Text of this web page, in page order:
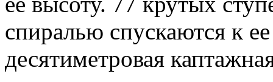
спиралью спускаются к
десятиметровая